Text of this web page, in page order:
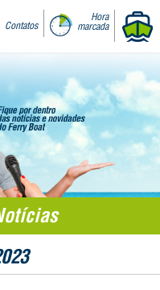
Contatos
Hora
marcada